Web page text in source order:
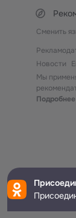
Сменить
Новости
Мы
Подробнее